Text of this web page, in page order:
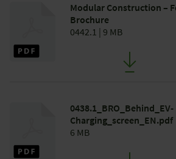
Modular Construction –
Brochure
0442.1 | 9 MB
0438.1_BRO_Behind_EV-
Charging_screen_EN.pdf
6 MB